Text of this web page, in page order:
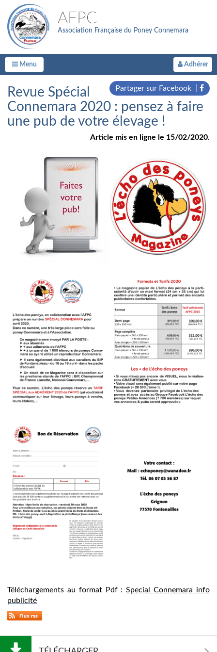
AFPC
Association Française du Poney Connemara
Menu Adhérer
Partager sur Facebook
Revue Spécial
Connemara 2020 : pensez à faire
une pub de votre élevage !
Article mis en ligne le 15/02/2020.
Téléchargements au format Pdf : Special Connemara info
publicité